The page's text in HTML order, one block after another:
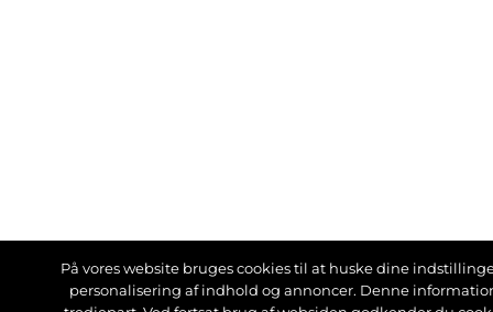
På vores website bruges cookies til at huske dine
personalisering af indhold og annoncer. Denne